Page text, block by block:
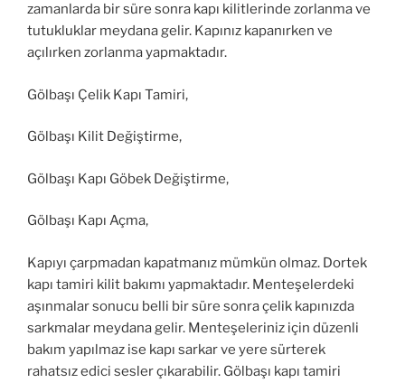
zamanlarda bir süre sonra kapı kilitlerinde zorlanma ve
tutukluklar meydana gelir. Kapınız kapanırken ve
açılırken zorlanma yapmaktadır.
Gölbaşı Çelik Kapı Tamiri,
Gölbaşı Kilit Değiştirme,
Gölbaşı Kapı Göbek Değiştirme,
Gölbaşı Kapı Açma,
Kapıyı çarpmadan kapatmanız mümkün olmaz. Dortek
kapı tamiri kilit bakımı yapmaktadır. Menteşelerdeki
aşınmalar sonucu belli bir süre sonra çelik kapınızda
sarkmalar meydana gelir. Menteşeleriniz için düzenli
bakım yapılmaz ise kapı sarkar ve yere sürterek
rahatsız edici sesler çıkarabilir. Gölbaşı kapı tamiri